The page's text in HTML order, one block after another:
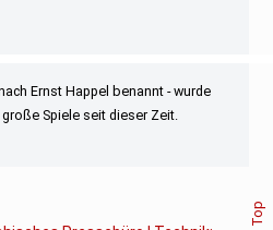
Ernst Happel benannt - wurde
Spiele seit dieser Zeit.